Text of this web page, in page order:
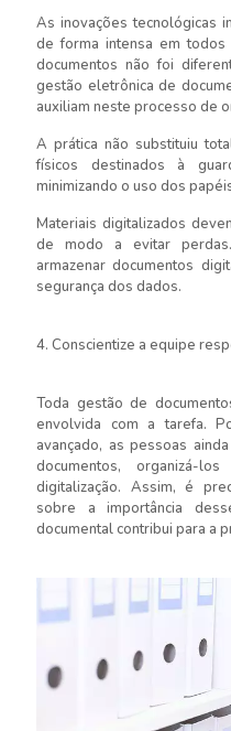
As inovações tecnológicas
de forma intensa em
documentos não foi
gestão eletrônica de
auxiliam neste processo de
A prática não substituiu
físicos destinados à
minimizando o uso dos
Materiais digitalizados
de modo a evitar
armazenar documentos
segurança dos dados.
4. Conscientize a equipe
Toda gestão de
envolvida com a tarefa.
avançado, as pessoas
documentos, organizá-
digitalização. Assim, é
sobre a importância
documental contribui para a